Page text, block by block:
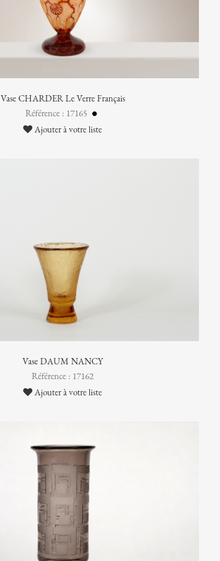
Vase CHARDER Le Verre Français
Référence : 17165
Ajouter à votre liste
Vase DAUM NANCY
Référence : 17162
Ajouter à votre liste